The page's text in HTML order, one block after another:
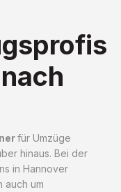
für Umzüge
hinaus. Bei der
in Hannover
auch um